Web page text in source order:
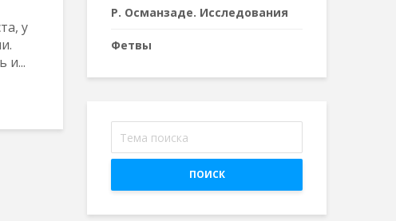
у
и...
Р. Османзаде. Исследования
Фетвы
ПОИСК